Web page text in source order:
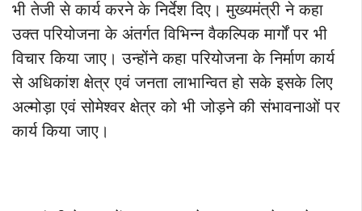
भी तेजी से कार्य करने के निर्देश दिए। मुख्यमंत्री ने कहा
उक्त परियोजना के अंतर्गत विभिन्न वैकल्पिक मार्गों पर भी
विचार किया जाए। उन्होंने कहा परियोजना के निर्माण कार्य
से अधिकांश क्षेत्र एवं जनता लाभान्वित हो सके इसके लिए
अल्मोड़ा एवं सोमेश्वर क्षेत्र को भी जोड़ने की संभावनाओं पर
कार्य किया जाए।